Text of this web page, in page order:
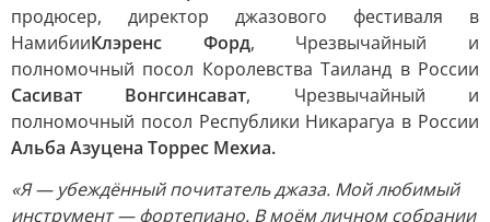
продюсер, директор джазового фестиваля в
НамибииКлэренс Форд, Чрезвычайный и
полномочный посол Королевства Таиланд в России
Сасиват Вонгсинсават, Чрезвычайный и
полномочный посол Республики Никарагуа в России
Альба Азуцена Торрес Мехиа.
«Я — убеждённый почитатель джаза. Мой любимый
инструмент — фортепиано. В моём личном собрании